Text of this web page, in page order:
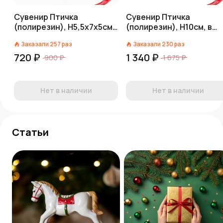
Сувенир Птичка
(полирезин), Н5,5х7х5см,
Заказали 257раз
720 ₽ 900 ₽
Нет в наличии
Сувенир Птичка
(полирезин), H10см, в
Заказали 230раз
1 340 ₽ 1 675 ₽
Нет в наличии
Статьи